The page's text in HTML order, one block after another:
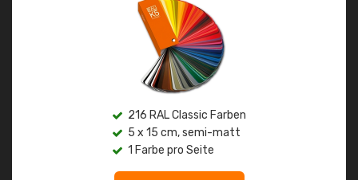
216 RAL Classic Farben
5 x 15 cm, semi-matt
1 Farbe pro Seite